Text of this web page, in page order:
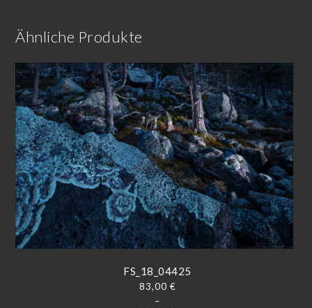
Ähnliche Produkte
FS_18_04425
83,00 €
–